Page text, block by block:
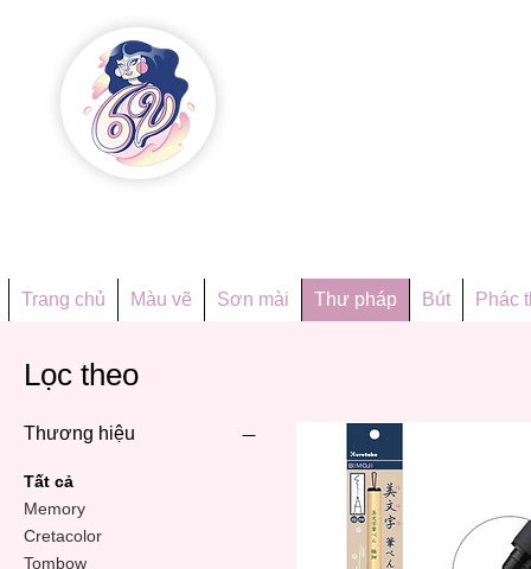
Trang chủ Màu vẽ Sơn mài Thư pháp Bút Phác
Lọc theo
Thương hiệu
Tất cả
Memory
Cretacolor
Tombow